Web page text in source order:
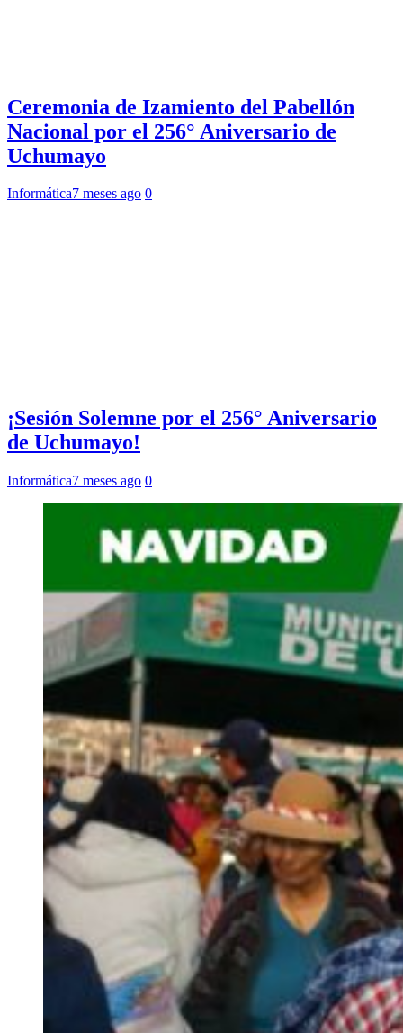
Ceremonia de Izamiento del Pabellón
Nacional por el 256° Aniversario de
Uchumayo
Informática7 meses ago 0
¡Sesión Solemne por el 256° Aniversario
de Uchumayo!
Informática7 meses ago 0